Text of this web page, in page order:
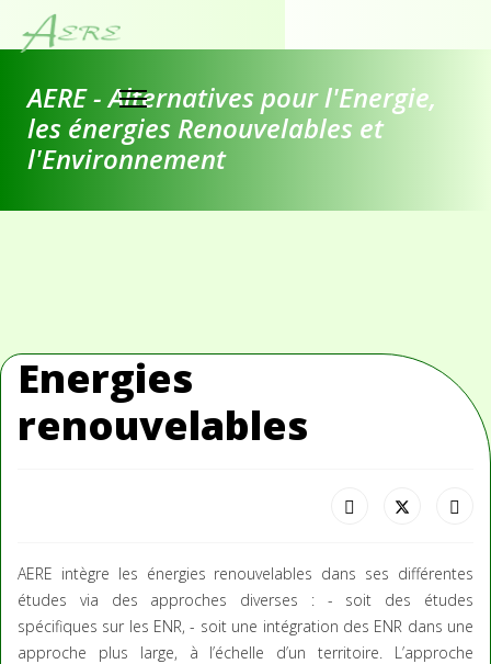
AERE - Alternatives pour l'Energie,
les énergies Renouvelables et
l'Environnement
Energies
renouvelables
AERE intègre les énergies renouvelables dans ses différentes
études via des approches diverses : - soit des études
spécifiques sur les ENR, - soit une intégration des ENR dans une
approche plus large, à l’échelle d’un territoire. L’approche